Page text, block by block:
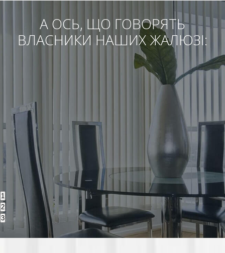
А ОСЬ, ЩО ГОВОРЯТЬ
ВЛАСНИКИ НАШИХ ЖАЛЮЗІ:
1
2
3